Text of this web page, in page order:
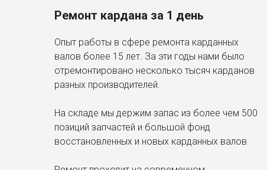
Ремонт кардана за 1 день
Опыт работы в сфере ремонта карданных
валов более 15 лет. За эти годы нами было
отремонтировано несколько тысяч карданов
разных производителей.
На складе мы держим запас из более чем 500
позиций запчастей и большой фонд
восстановленных и новых карданных валов.